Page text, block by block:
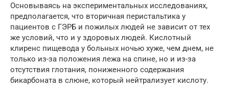
Основываясь на экспериментальных исследованиях,
предполагается, что вторичная перистальтика у
пациентов с ГЭРБ и пожилых людей не зависит от тех
же условий, что и у здоровых людей. Кислотный
клиренс пищевода у больных ночью хуже, чем днем, не
только из-за положения лежа на спине, но и из-за
отсутствия глотания, пониженного содержания
бикарбоната в слюне, который нейтрализует кислоту.